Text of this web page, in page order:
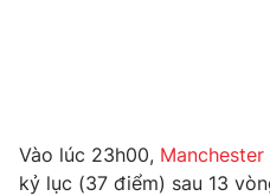
VTV Sức khoẻ
Vào lúc 23h00,
kỷ lục (37 điểm) sau 13